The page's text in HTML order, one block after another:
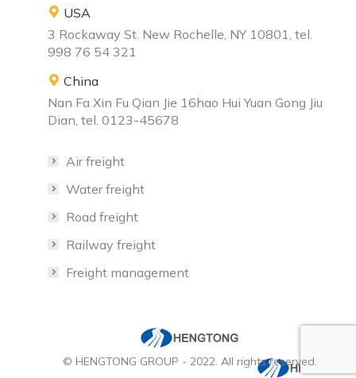
USA
3 Rockaway St. New Rochelle, NY 10801, tel.
998 76 54 321
China
Nan Fa Xin Fu Qian Jie 16hao Hui Yuan Gong Jiu
Dian, tel. 0123-45678
Air freight
Water freight
Road freight
Railway freight
Freight management
© HENGTONG GROUP - 2022. All rights reserved.